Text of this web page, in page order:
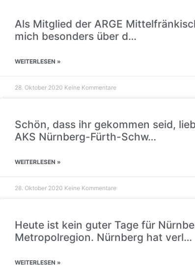
Als Mitglied der ARGE
mich besonders über d…
WEITERLESEN »
28. Oktober 2020 Keine Kommentare
Schön, dass ihr gekommen seid,
AKS Nürnberg-Fürth-Schw…
WEITERLESEN »
28. Oktober 2020 Keine Kommentare
Heute ist kein guter Tage für
Metropolregion. Nürnberg hat verl…
WEITERLESEN »